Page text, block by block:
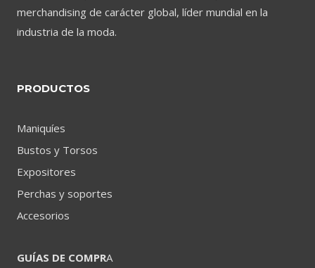
merchandising de carácter global, líder mundial en la
industria de la moda.
PRODUCTOS
Maniquíes
Bustos y Torsos
Expositores
Perchas y soportes
Accesorios
GUÍAS DE COMPRA